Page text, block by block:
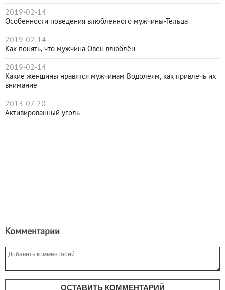
2019-02-14
Особенности поведения влюблённого мужчины-Тельца
2019-02-14
Как понять, что мужчина Овен влюблён
2019-02-14
Какие женщины нравятся мужчинам Водолеям, как привлечь их
внимание
2013-07-20
Активированный уголь
Комментарии
ОСТАВИТЬ КОММЕНТАРИЙ